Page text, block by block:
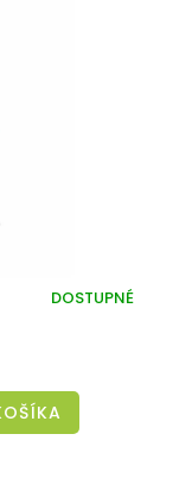
DOSTUPNÉ